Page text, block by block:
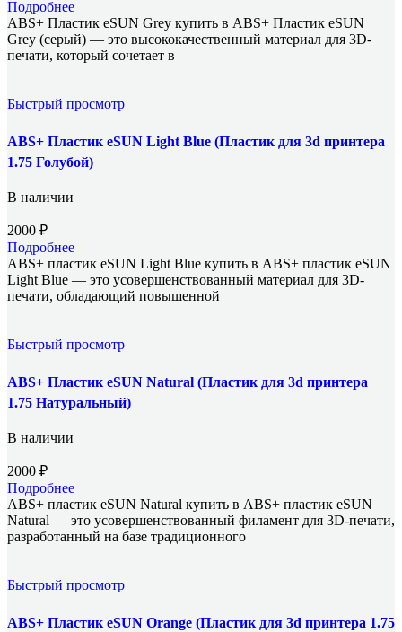
Подробнее
ABS+ Пластик eSUN Grey купить в ABS+ Пластик eSUN
Grey (серый) — это высококачественный материал для 3D-
печати, который сочетает в
Быстрый просмотр
ABS+ Пластик eSUN Light Blue (Пластик для 3d принтера
1.75 Голубой)
В наличии
2000 ₽
Подробнее
ABS+ пластик eSUN Light Blue купить в ABS+ пластик eSUN
Light Blue — это усовершенствованный материал для 3D-
печати, обладающий повышенной
Быстрый просмотр
ABS+ Пластик eSUN Natural (Пластик для 3d принтера
1.75 Натуральный)
В наличии
2000 ₽
Подробнее
ABS+ пластик eSUN Natural купить в ABS+ пластик eSUN
Natural — это усовершенствованный филамент для 3D-печати,
разработанный на базе традиционного
Быстрый просмотр
ABS+ Пластик eSUN Orange (Пластик для 3d принтера 1.75